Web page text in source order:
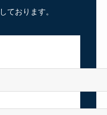
ております。